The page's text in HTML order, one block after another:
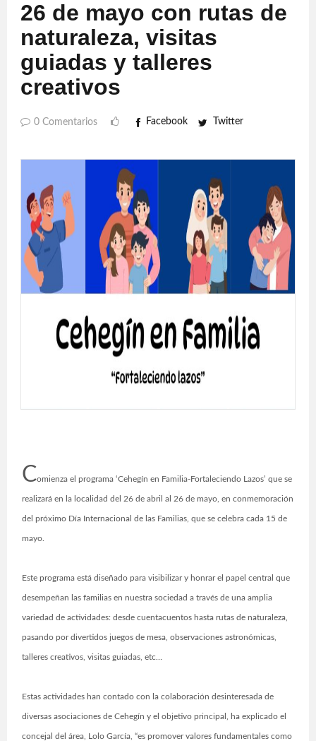
26 de mayo con rutas de
naturaleza, visitas
guiadas y talleres
creativos
0 Comentarios Facebook Twitter
Comienza el programa ‘Cehegín en Familia-Fortaleciendo Lazos’ que se
realizará en la localidad del 26 de abril al 26 de mayo, en conmemoración
del próximo Día Internacional de las Familias, que se celebra cada 15 de
mayo.
Este programa está diseñado para visibilizar y honrar el papel central que
desempeñan las familias en nuestra sociedad a través de una amplia
variedad de actividades: desde cuentacuentos hasta rutas de naturaleza,
pasando por divertidos juegos de mesa, observaciones astronómicas,
talleres creativos, visitas guiadas, etc…
Estas actividades han contado con la colaboración desinteresada de
diversas asociaciones de Cehegín y el objetivo principal, ha explicado el
concejal del área, Lolo García, “es promover valores fundamentales como